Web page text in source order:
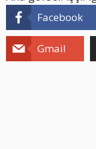
Facebook
Gmail